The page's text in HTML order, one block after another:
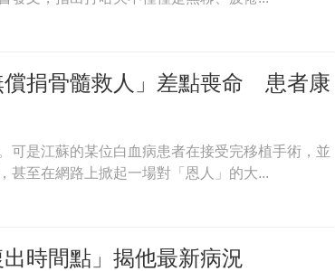
償捐骨髓救人」差點喪命 患者康
可是江蘇的某位白血病患者在接受完移植手術，並
甚至在網路上掀起一場對「恩人」的大...
時間點」揭他最新病況